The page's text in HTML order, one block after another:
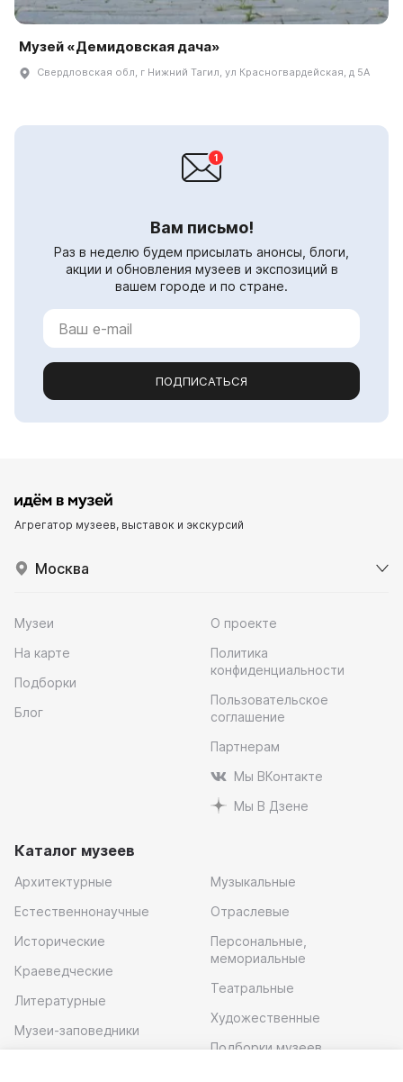
Музей «Демидовская дача»
Свердловская обл, г Нижний Тагил, ул Красногвардейская, д 5А
Вам письмо!
Раз в неделю будем присылать анонсы, блоги,
акции и обновления музеев и экспозиций в
вашем городе и по стране.
ПОДПИСАТЬСЯ
Агрегатор музеев, выставок и экскурсий
Москва
Музеи
На карте
Подборки
Блог
О проекте
Политика
конфиденциальности
Пользовательское
соглашение
Партнерам
Мы ВКонтакте
Мы В Дзене
Каталог музеев
Архитектурные
Естественнонаучные
Исторические
Краеведческие
Литературные
Музеи-заповедники
Музыкальные
Отраслевые
Персональные,
мемориальные
Театральные
Художественные
Подборки музеев